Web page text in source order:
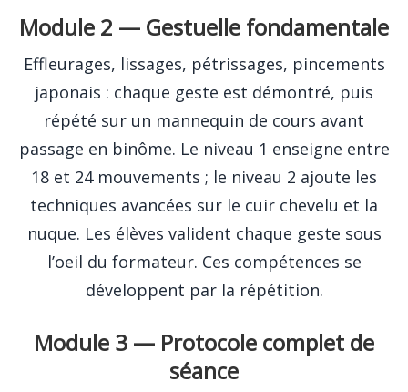
Module 2 — Gestuelle fondamentale
Effleurages, lissages, pétrissages, pincements
japonais : chaque geste est démontré, puis
répété sur un mannequin de cours avant
passage en binôme. Le niveau 1 enseigne entre
18 et 24 mouvements ; le niveau 2 ajoute les
techniques avancées sur le cuir chevelu et la
nuque. Les élèves valident chaque geste sous
l’oeil du formateur. Ces compétences se
développent par la répétition.
Module 3 — Protocole complet de
séance